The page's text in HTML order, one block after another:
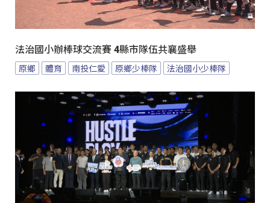
法治國小辦棒球交流賽 4縣市隊伍共襄盛舉
原鄉 體育 南投仁愛 原鄉少棒隊 法治國小少棒隊